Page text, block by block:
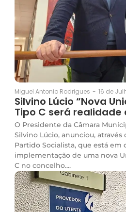
Miguel Antonio Rodrigues - 16 de
Silvino Lúcio “Nova
Tipo C será realidade
O Presidente da Câmara
Silvino Lúcio, anunciou, através
Partido Socialista, que está em
implementação de uma nova
C no concelho....